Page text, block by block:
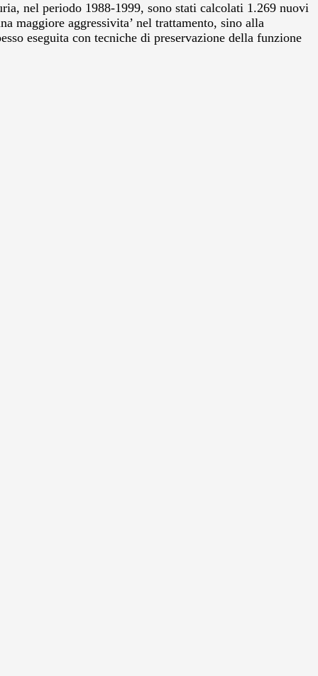
nel periodo 1988-1999, sono stati calcolati 1.269 nuovi
maggiore aggressivita’ nel trattamento, sino alla
eseguita con tecniche di preservazione della funzione